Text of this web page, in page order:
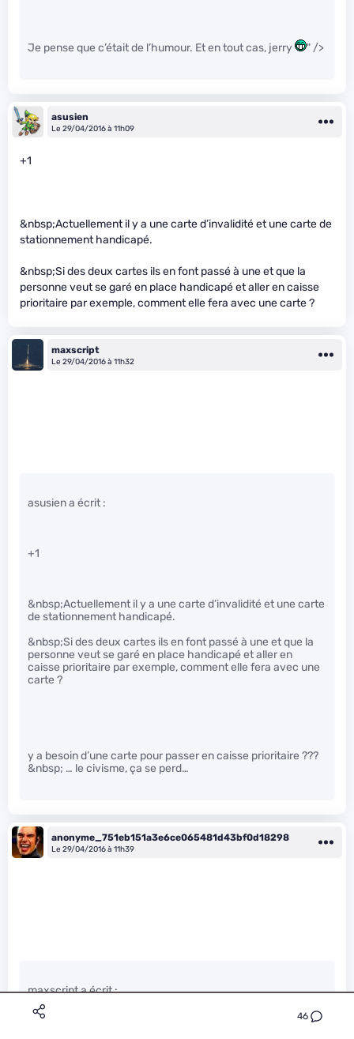
46
Je pense que c’était de l’humour. Et en tout cas, jerry " />
asusien
Le 29/04/2016 à 11h09
+1
&nbsp;Actuellement il y a une carte d’invalidité et une carte de
stationnement handicapé.
&nbsp;Si des deux cartes ils en font passé à une et que la
personne veut se garé en place handicapé et aller en caisse
prioritaire par exemple, comment elle fera avec une carte ?
maxscript
Le 29/04/2016 à 11h32
asusien a écrit :
+1
&nbsp;Actuellement il y a une carte d’invalidité et une carte
de stationnement handicapé.
&nbsp;Si des deux cartes ils en font passé à une et que la
personne veut se garé en place handicapé et aller en
caisse prioritaire par exemple, comment elle fera avec une
carte ?
y a besoin d’une carte pour passer en caisse prioritaire ???
&nbsp; … le civisme, ça se perd…
anonyme_751eb151a3e6ce065481d43bf0d18298
Le 29/04/2016 à 11h39
maxscript a écrit :